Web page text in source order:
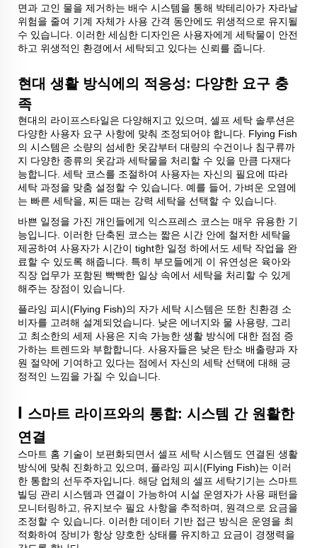
면과 고인 물을 제거하는 배수 시스템을 통해 박테리아가 자라날
위험을 줄여 기계 자체가 사용 간격 동안에도 위생적으로 유지될
수 있습니다. 이러한 세심한 디자인은 사용자에게 세탁물이 안전
하고 위생적인 환경에서 세탁되고 있다는 신뢰를 줍니다.
현대 생활 방식에의 적응성: 다양한 요구 충
족
현대의 라이프스타일은 다양해지고 있으며, 셀프 세탁 솔루션은
다양한 사용자 요구 사항에 맞춰 조정되어야 합니다. Flying Fish
의 시스템은 소량의 섬세한 옷감부터 대량의 수건이나 침구류까
지 다양한 종류의 옷감과 세탁물을 처리할 수 있을 만큼 다재다
능합니다. 세탁 코스를 조절하여 사용자는 자신의 필요에 따라
세탁 과정을 맞춤 설정할 수 있습니다. 예를 들어, 가벼운 오염에
는 빠른 세탁을, 찌든 때는 강력 세탁을 선택할 수 있습니다.
바쁜 일정을 가진 개인들에게 익스프레스 코스는 매우 유용한 기
능입니다. 이러한 단축된 코스는 짧은 시간 안에 철저한 세탁을
제공하여 사용자가 시간이 tight한 일정 하에서도 세탁 작업을 완
료할 수 있도록 해줍니다. 특히 부모들에게 이 유연성은 육아와
직장 업무가 포함된 빡빡한 일상 속에서 세탁을 처리할 수 있게
해주는 장점이 있습니다.
플라잉 피시(Flying Fish)의 자가 세탁 시스템은 또한 친환경 소
비자를 고려해 설계되었습니다. 낮은 에너지와 물 사용량, 그리
고 최소한의 세제 사용은 지속 가능한 생활 방식에 대한 점점 증
가하는 트렌드와 부합합니다. 사용자들은 낮은 탄소 배출량과 자
원 절약에 기여하고 있다는 점에서 자신의 세탁 선택에 대해 긍
정적인 느낌을 가질 수 있습니다.
I 스마트 라이프와의 통합: 시스템 간 원활한
연결
스마트 홈 기술이 보편화되면서 셀프 세탁 시스템도 연결된 생활
방식에 맞춰 진화하고 있으며, 플라잉 피시(Flying Fish)는 이러
한 통합의 선두주자입니다. 해당 업체의 셀프 세탁기기는 스마트
빌딩 관리 시스템과 연결이 가능하여 시설 운영자가 사용 패턴을
모니터링하고, 유지보수 필요 사항을 추적하며, 원격으로 요금을
조정할 수 있습니다. 이러한 데이터 기반 접근 방식은 운영을 최
적화하여 장비가 항상 양호한 상태를 유지하고 요금이 경쟁력을